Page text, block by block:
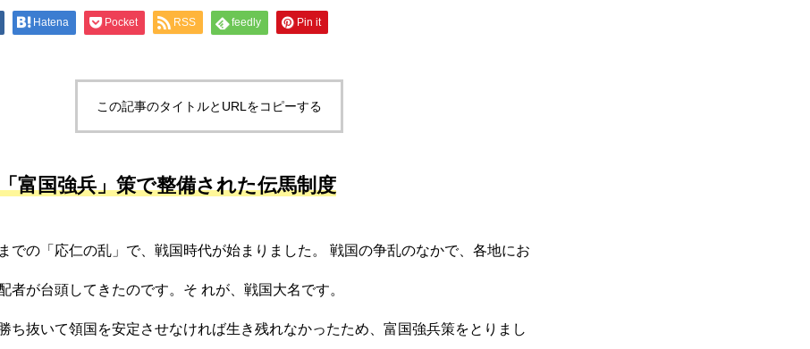
Hatena Pocket RSS feedly Pin it
この記事のタイトルとURLをコピーする
富国強兵」策で整備された伝馬制度
での「応仁の乱」で、戦国時代が始まりました。 戦国の争乱のなかで、各地にお
者が台頭してきたのです。そ れが、戦国大名です。
ち抜いて領国を安定させなければ生き残れなかったため、富国強兵策をとりまし